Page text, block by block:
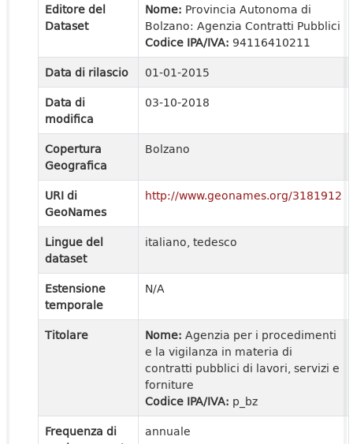
Editore del
Dataset
Nome: Provincia Autonoma di
Bolzano: Agenzia Contratti Pubblici
Codice IPA/IVA: 94116410211
Data di rilascio
01-01-2015
Data di
modifica
03-10-2018
Copertura
Geografica
Bolzano
URI di
GeoNames
http://www.geonames.org/3181912
Lingue del
dataset
italiano, tedesco
Estensione
temporale
N/A
Titolare Nome: Agenzia per i procedimenti
e la vigilanza in materia di
contratti pubblici di lavori, servizi e
forniture
Codice IPA/IVA: p_bz
Frequenza di
annuale